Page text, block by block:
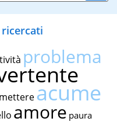
problema
acume
amore paura